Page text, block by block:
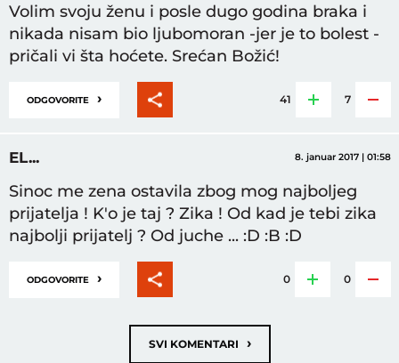
Volim svoju ženu i posle dugo godina braka i
nikada nisam bio ljubomoran -jer je to bolest -
pričali vi šta hoćete. Srećan Božić!
ODGOVORITE › 41 7
EL... 8. januar 2017 | 01:58
Sinoc me zena ostavila zbog mog najboljeg
prijatelja ! K'o je taj ? Zika ! Od kad je tebi zika
najbolji prijatelj ? Od juche ... :D :B :D
ODGOVORITE › 0 0
SVI KOMENTARI ›